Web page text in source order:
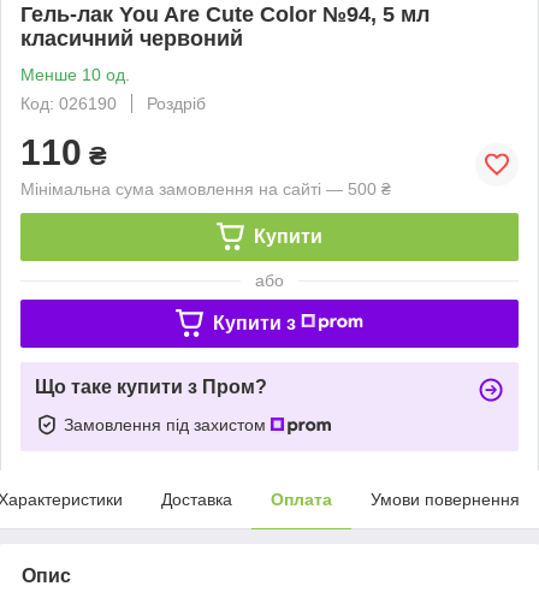
Гель-лак You Are Cute Color №94, 5 мл
класичний червоний
Менше 10 од.
Код: 026190
Роздріб
110 ₴
Мінімальна сума замовлення на сайті — 500 ₴
Купити
або
Купити з
Що таке купити з Пром?
Замовлення під захистом
Доставка Оплата Умови повернення
Опис